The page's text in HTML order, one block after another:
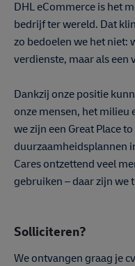
DHL eCommerce is het
bedrijf ter wereld. Dat
zo bedoelen we het niet:
verdienste, maar als
Dankzij onze positie
onze mensen, het milieu
we zijn een Great Place
duurzaamheidsplannen
Cares ontzettend veel
gebruiken – daar zijn we
Solliciteren?
We ontvangen graag je